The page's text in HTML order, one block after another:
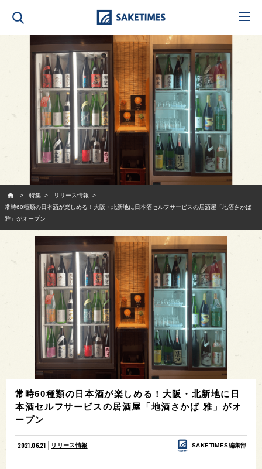
特集
リリース情報
常時60種類の日本酒が楽しめる！大阪・北新地に日本酒セルフサービスの居酒屋「地酒さかば
雅」がオープン
常時60種類の日本酒が楽しめる！大阪・北新地に日
本酒セルフサービスの居酒屋「地酒さかば 雅」がオ
ープン
2021.06.21 リリース情報 SAKETIMES編集部